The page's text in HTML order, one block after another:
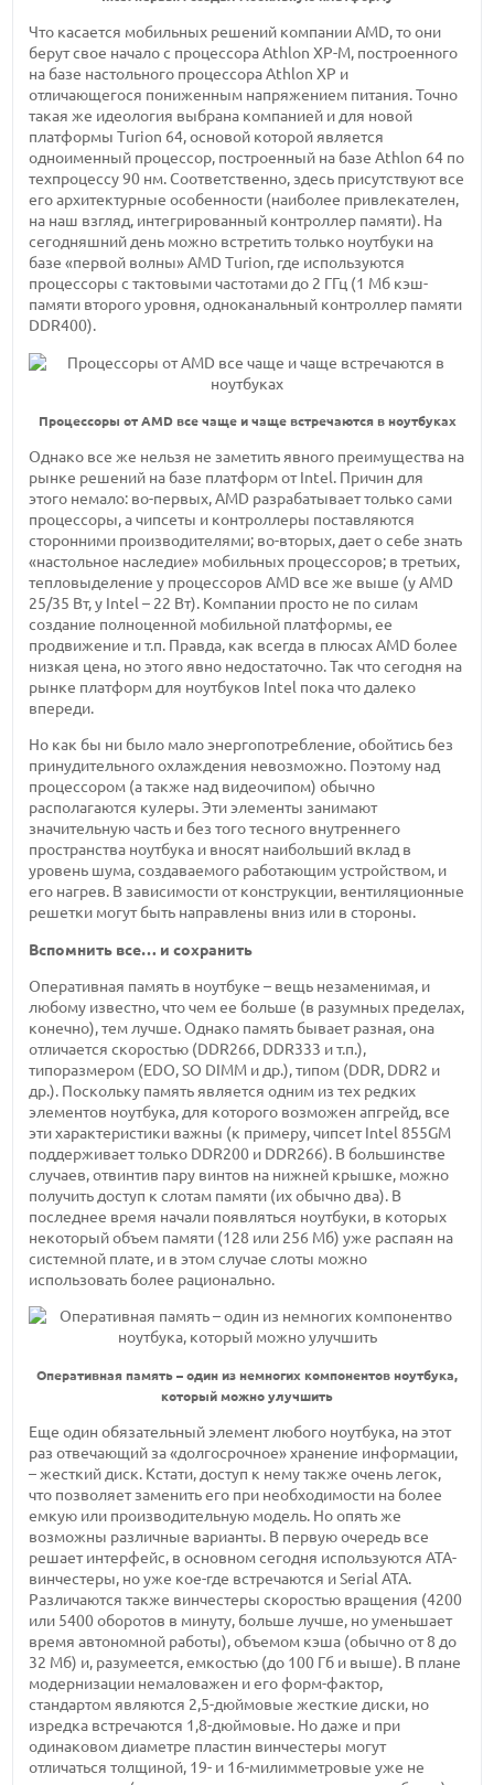
Что касается мобильных решений компании AMD, то они
берут свое начало с процессора Athlon XP-M, построенного
на базе настольного процессора Athlon XP и
отличающегося пониженным напряжением питания. Точно
такая же идеология выбрана компанией и для новой
платформы Turion 64, основой которой является
одноименный процессор, построенный на базе Athlon 64 по
техпроцессу 90 нм. Соответственно, здесь присутствуют все
его архитектурные особенности (наиболее привлекателен,
на наш взгляд, интегрированный контроллер памяти). На
сегодняшний день можно встретить только ноутбуки на
базе «первой волны» AMD Turion, где используются
процессоры с тактовыми частотами до 2 ГГц (1 Мб кэш-
памяти второго уровня, одноканальный контроллер памяти
DDR400).
Процессоры от AMD все чаще и чаще встречаются в ноутбуках
Однако все же нельзя не заметить явного преимущества на
рынке решений на базе платформ от Intel. Причин для
этого немало: во-первых, AMD разрабатывает только сами
процессоры, а чипсеты и контроллеры поставляются
сторонними производителями; во-вторых, дает о себе знать
«настольное наследие» мобильных процессоров; в третьих,
тепловыделение у процессоров AMD все же выше (у AMD
25/35 Вт, у Intel – 22 Вт). Компании просто не по силам
создание полноценной мобильной платформы, ее
продвижение и т.п. Правда, как всегда в плюсах AMD более
низкая цена, но этого явно недостаточно. Так что сегодня на
рынке платформ для ноутбуков Intel пока что далеко
впереди.
Но как бы ни было мало энергопотребление, обойтись без
принудительного охлаждения невозможно. Поэтому над
процессором (а также над видеочипом) обычно
располагаются кулеры. Эти элементы занимают
значительную часть и без того тесного внутреннего
пространства ноутбука и вносят наибольший вклад в
уровень шума, создаваемого работающим устройством, и
его нагрев. В зависимости от конструкции, вентиляционные
решетки могут быть направлены вниз или в стороны.
Вспомнить все… и сохранить
Оперативная память в ноутбуке – вещь незаменимая, и
любому известно, что чем ее больше (в разумных пределах,
конечно), тем лучше. Однако память бывает разная, она
отличается скоростью (DDR266, DDR333 и т.п.),
типоразмером (EDO, SO DIMM и др.), типом (DDR, DDR2 и
др.). Поскольку память является одним из тех редких
элементов ноутбука, для которого возможен апгрейд, все
эти характеристики важны (к примеру, чипсет Intel 855GM
поддерживает только DDR200 и DDR266). В большинстве
случаев, отвинтив пару винтов на нижней крышке, можно
получить доступ к слотам памяти (их обычно два). В
последнее время начали появляться ноутбуки, в которых
некоторый объем памяти (128 или 256 Мб) уже распаян на
системной плате, и в этом случае слоты можно
использовать более рационально.
Оперативная память – один из немногих компонентов ноутбука,
который можно улучшить
Еще один обязательный элемент любого ноутбука, на этот
раз отвечающий за «долгосрочное» хранение информации,
– жесткий диск. Кстати, доступ к нему также очень легок,
что позволяет заменить его при необходимости на более
емкую или производительную модель. Но опять же
возможны различные варианты. В первую очередь все
решает интерфейс, в основном сегодня используются ATA-
винчестеры, но уже кое-где встречаются и Serial ATA.
Различаются также винчестеры скоростью вращения (4200
или 5400 оборотов в минуту, больше лучше, но уменьшает
время автономной работы), объемом кэша (обычно от 8 до
32 Мб) и, разумеется, емкостью (до 100 Гб и выше). В плане
модернизации немаловажен и его форм-фактор,
стандартом являются 2,5-дюймовые жесткие диски, но
изредка встречаются 1,8-дюймовые. Но даже и при
одинаковом диаметре пластин винчестеры могут
отличаться толщиной, 19- и 16-милимметровые уже не